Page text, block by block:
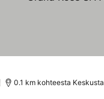
0.1 km kohteesta Keskusta